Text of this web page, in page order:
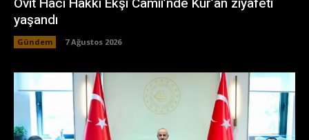
yaşandı
Gündem 7 Ağustos 2026